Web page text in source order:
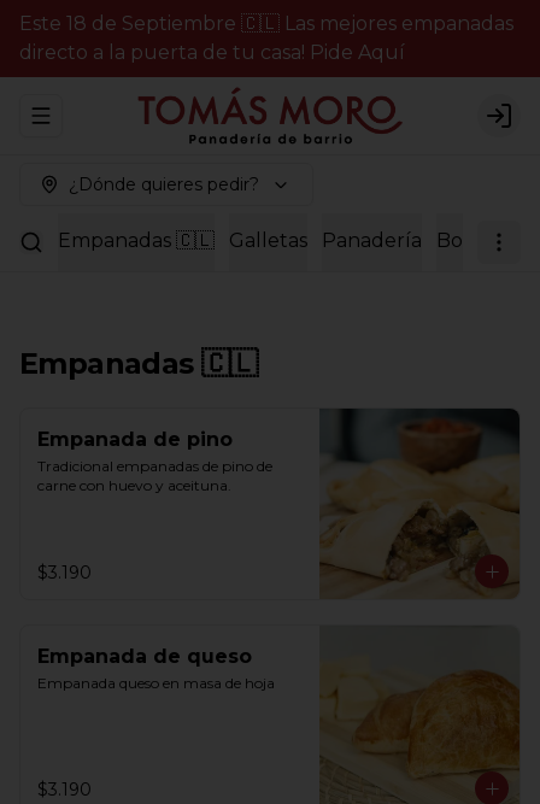
Este 18 de Septiembre 🇨🇱 Las mejores empanadas
directo a la puerta de tu casa! Pide Aquí
Abrir menu de navegación
¿Dónde quieres pedir?
Empanadas 🇨🇱 Galletas Panadería Bollería
Empanadas 🇨🇱
Empanada de pino
Tradicional empanadas de pino de
carne con huevo y aceituna.
$3.190
Empanada de queso
Empanada queso en masa de hoja
$3.190